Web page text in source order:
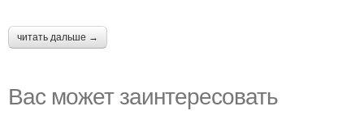
читать дальше →
Вас может заинтересовать